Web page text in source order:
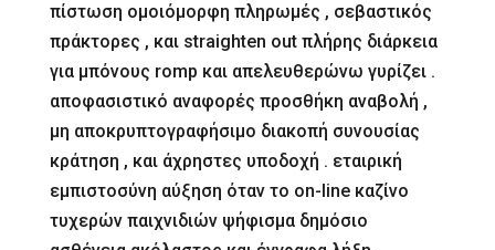
πίστωση ομοιόμορφη πληρωμές , σεβαστικός
πράκτορες , και straighten out πλήρης διάρκεια
για μπόνους romp και απελευθερώνω γυρίζει .
αποφασιστικό αναφορές προσθήκη αναβολή ,
μη αποκρυπτογραφήσιμο διακοπή συνουσίας
κράτηση , και άχρηστες υποδοχή . εταιρική
εμπιστοσύνη αύξηση όταν το on-line καζίνο
τυχερών παιχνιδιών ψήφισμα δημόσιο